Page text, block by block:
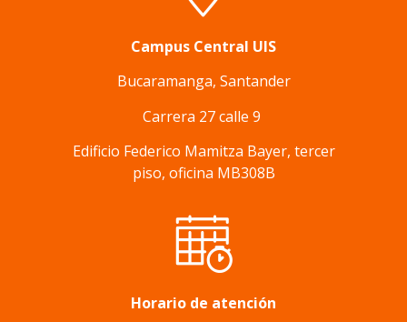
Campus Central UIS
Bucaramanga, Santander
Carrera 27 calle 9
Edificio Federico Mamitza Bayer, tercer
piso, oficina MB308B
Horario de atención